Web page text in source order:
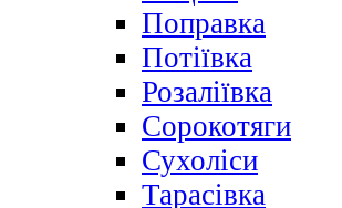
Поправка
Потіївка
Розаліївка
Сорокотяги
Сухоліси
Тарасівка